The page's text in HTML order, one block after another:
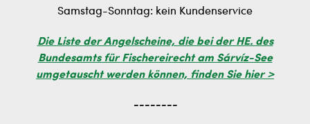
Samstag-Sonntag: kein Kundenservice
Die Liste der Angelscheine, die bei der HE. des
Bundesamts für Fischereirecht am Sárvíz-See
umgetauscht werden können, finden Sie hier >
--------